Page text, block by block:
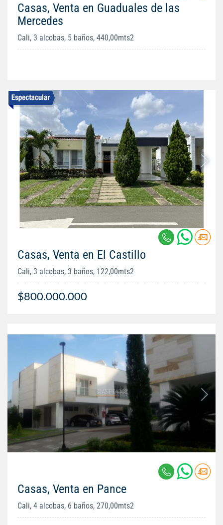
Casas, Venta en Guaduales de las
Mercedes
Cali, 3 alcobas, 5 baños, 440,00mts2
Casas, Venta en El Castillo
Cali, 3 alcobas, 3 baños, 122,00mts2
$800.000.000
Casas, Venta en Pance
Cali, 4 alcobas, 6 baños, 270,00mts2